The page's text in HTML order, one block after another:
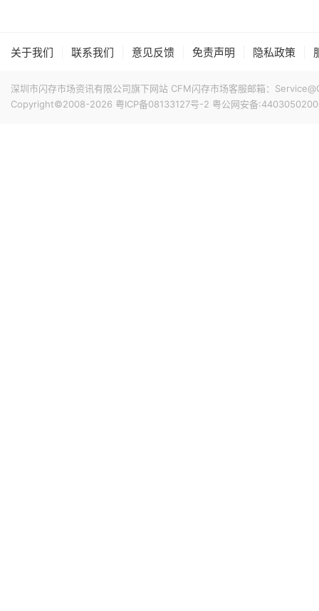
关于我们 联系我们 意见反馈 免责声明 隐私政策
深圳市闪存市场资讯有限公司旗下网站 CFM闪存市场客服邮箱：
Copyright©2008-2026 粤ICP备08133127号-2 粤公网安备